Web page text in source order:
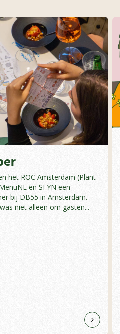
het ROC Amsterdam (Plant
en SFYN een
bij DB55 in Amsterdam.
niet alleen om gasten...